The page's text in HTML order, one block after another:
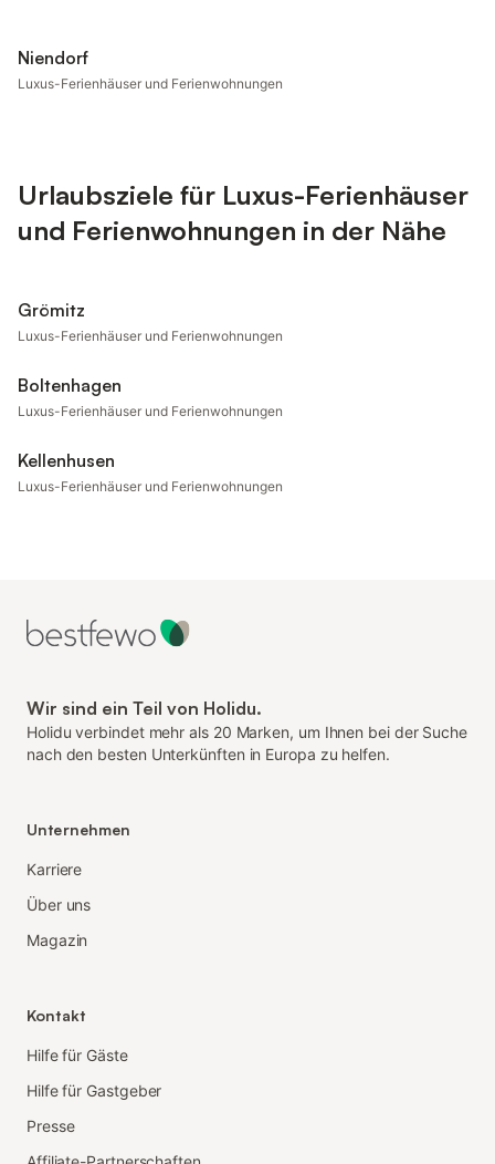
Niendorf
Luxus-Ferienhäuser und Ferienwohnungen
Urlaubsziele für Luxus-Ferienhäuser
und Ferienwohnungen in der Nähe
Grömitz
Luxus-Ferienhäuser und Ferienwohnungen
Boltenhagen
Luxus-Ferienhäuser und Ferienwohnungen
Kellenhusen
Luxus-Ferienhäuser und Ferienwohnungen
Wir sind ein Teil von Holidu.
Holidu verbindet mehr als 20 Marken, um Ihnen bei der Suche
nach den besten Unterkünften in Europa zu helfen.
Unternehmen
Karriere
Über uns
Magazin
Kontakt
Hilfe für Gäste
Hilfe für Gastgeber
Presse